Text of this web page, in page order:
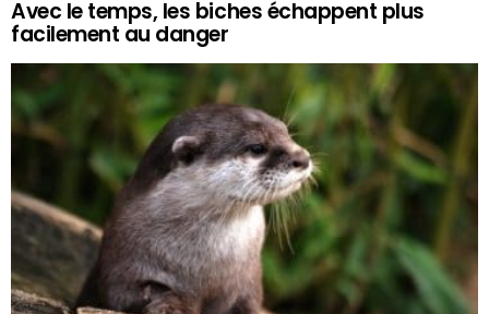
Avec le temps, les biches échappent plus
facilement au danger